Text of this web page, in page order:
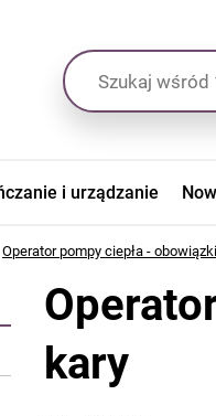
i urządzanie
Operator pompy ciepła -
kary